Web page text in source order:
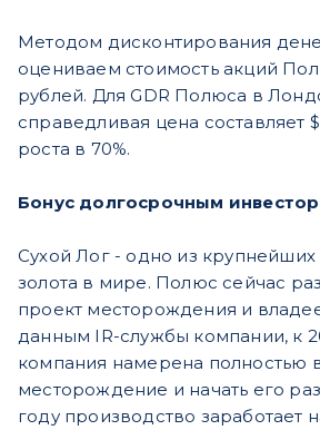
Методом дисконтирования
оцениваем стоимость акций
рублей. Для GDR Полюса в
справедливая цена составляет
роста в 70%.
Бонус долгосрочным
Сухой Лог - одно из
золота в мире. Полюс сейчас
проект месторождения и
данным IR-службы компании, к
компания намерена полностью
месторождение и начать его
году производство заработает